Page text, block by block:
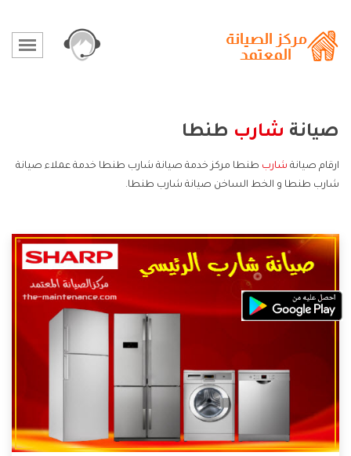
صيانة شارب طنطا
ارقام صيانة شارب طنطا مركز خدمة صيانة شارب طنطا خدمة عملاء صيانة
شارب طنطا و الخط الساخن صيانة شارب طنطا.